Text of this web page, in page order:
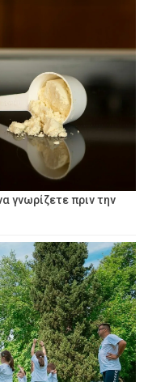
γνωρίζετε πριν την